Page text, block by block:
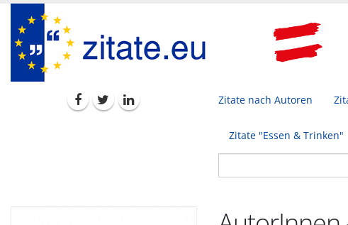
Zitate nach Autoren
Zitate "Essen & Trinken"